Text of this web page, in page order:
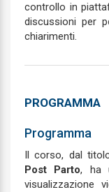
controllo in
discussioni per
chiarimenti.
PROGRAMMA
Programma
Il corso, dal
Post Parto, ha
visualizzazione